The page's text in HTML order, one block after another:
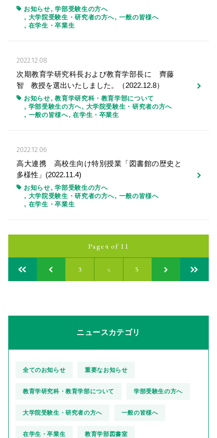
お知らせ
学部受験生の方へ
大学院受験生・研究者の方へ
一般の皆様へ
在学生・卒業生
2022.12.08
次期教育学研究科長および教育学部長に 齊藤
智 教授を選出いたしました。（2022.12.8）
お知らせ
教育学研究科・教育学部について
学部受験生の方へ
大学院受験生・研究者の方へ
一般の皆様へ
在学生・卒業生
2022.12.06
高大連携 高校生向け特別授業「図書館の歴史と
多様性」(2022.11.4)
お知らせ
学部受験生の方へ
大学院受験生・研究者の方へ
一般の皆様へ
在学生・卒業生
Page4 of 11
3 4 5
ニュースカテゴリ
全てのお知らせ 重要なお知らせ
教育学研究科・教育学部について 学部受験生の方へ
大学院受験生・研究者の方へ 一般の皆様へ
在学生・卒業生 教育学部図書室